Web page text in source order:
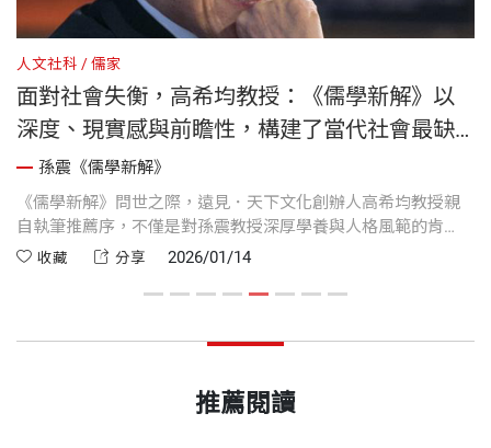
人文社科 儒家
面對社會失衡，高希均教授：《儒學新解》以
深度、現實感與前瞻性，構建了當代社會最缺
乏的那一塊基石
孫震《儒學新解》
《儒學新解》問世之際，遠見．天下文化創辦人高希均教授親
自執筆推薦序，不僅是對孫震教授深厚學養與人格風範的肯
定，更是在價值混亂、社會轉型之際，對儒家思想發出的時代
性與必要性，讓我們重新思考倫理、制度與文明未來的關係。
收藏 分享 2026/01/14
推薦閱讀